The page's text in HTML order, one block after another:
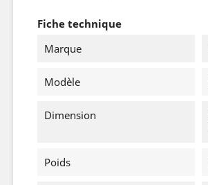
Fiche technique
Marque
Modèle
Dimension
Poids